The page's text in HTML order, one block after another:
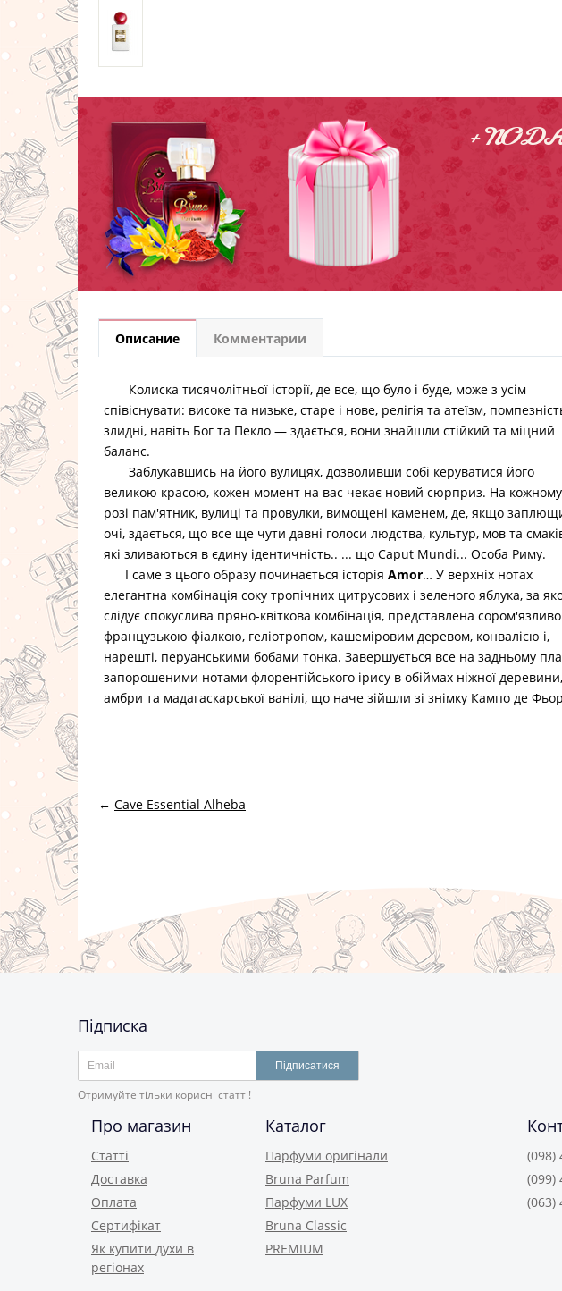
+
Описание Комментарии
Колиска тисячолітньої історії, де все, що було і буде, може з усім
співіснувати: високе та низьке, старе і нове, релігія та атеїзм,
злидні, навіть Бог та Пекло — здається, вони знайшли стійкий та міцний
баланс.
Заблукавшись на його вулицях, дозволивши собі керуватися його
великою красою, кожен момент на вас чекає новий сюрприз. На кожному
розі пам'ятник, вулиці та провулки, вимощені каменем, де, якщо
очі, здається, що все ще чути давні голоси людства, культур, мов та
які зливаються в єдину ідентичність.. ... що Caput Mundi... Особа Риму.
І саме з цього образу починається історія Amor… У верхніх нотах
елегантна комбінація соку тропічних цитрусових і зеленого яблука, за
слідує спокуслива пряно-квіткова комбінація, представлена
французькою фіалкою, геліотропом, кашеміровим деревом, конвалією і,
нарешті, перуанськими бобами тонка. Завершується все на задньому
запорошеними нотами флорентійського ірису в обіймах ніжної деревини,
амбри та мадагаскарської ванілі, що наче зійшли зі знімку Кампо де
← Cave Essential Alheba
Підписка
Підписатися
Отримуйте тільки корисні статті!
Про магазин
Статті
Доставка
Оплата
Сертифікат
Як купити духи в
регіонах
Каталог
Парфуми оригінали
Bruna Parfum
Парфуми LUX
Bruna Classic
PREMIUM
(098)
(099)
(063)